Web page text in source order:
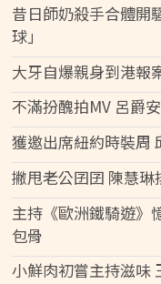
昔日師奶殺手合體開
球」
大牙自爆親身到港報
不滿扮醜拍MV 呂爵
獲邀出席紐約時裝周
撇甩老公囝囝 陳慧琳
主持《歐洲鐵騎遊》
包骨
小鮮肉初嘗主持滋味